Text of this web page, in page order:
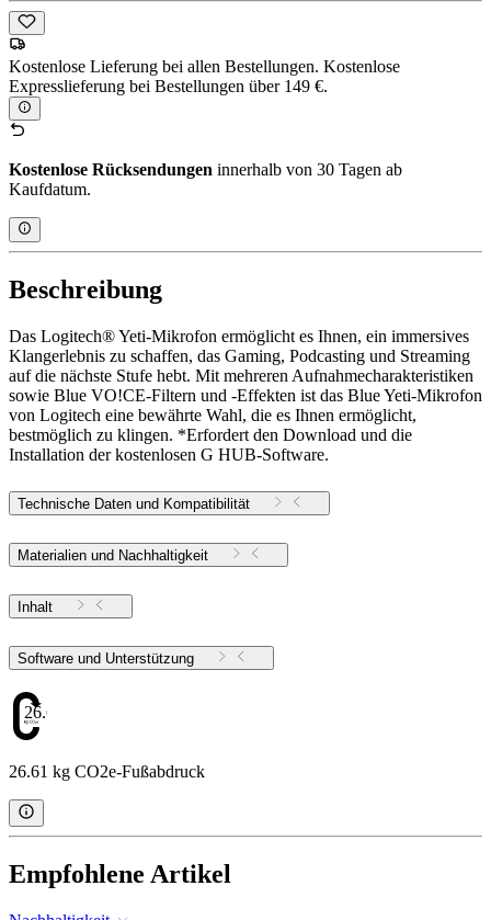
Kostenlose Lieferung bei allen Bestellungen. Kostenlose
Expresslieferung bei Bestellungen über 149 €.
Kostenlose Rücksendungen innerhalb von 30 Tagen ab
Kaufdatum.
Beschreibung
Das Logitech® Yeti-Mikrofon ermöglicht es Ihnen, ein immersives
Klangerlebnis zu schaffen, das Gaming, Podcasting und Streaming
auf die nächste Stufe hebt. Mit mehreren Aufnahmecharakteristiken
sowie Blue VO!CE-Filtern und -Effekten ist das Blue Yeti-Mikrofon
von Logitech eine bewährte Wahl, die es Ihnen ermöglicht,
bestmöglich zu klingen. *Erfordert den Download und die
Installation der kostenlosen G HUB-Software.
Technische Daten und Kompatibilität
Materialien und Nachhaltigkeit
Inhalt
Software und Unterstützung
26.61
26.61 kg CO2e-Fußabdruck
Empfohlene Artikel